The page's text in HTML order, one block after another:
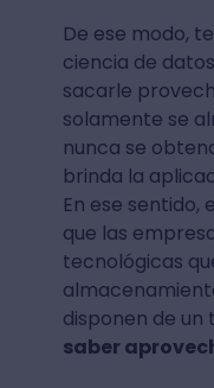
De ese modo,
ciencia de
sacarle
solamente se
nunca se
brinda la
En ese sentido,
que las
tecnológicas
disponen de un
saber